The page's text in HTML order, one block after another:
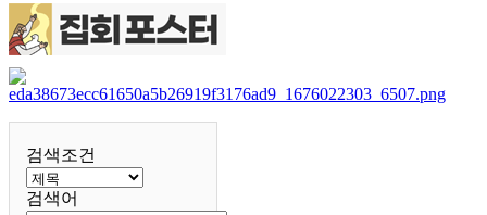
검색조건
검색어